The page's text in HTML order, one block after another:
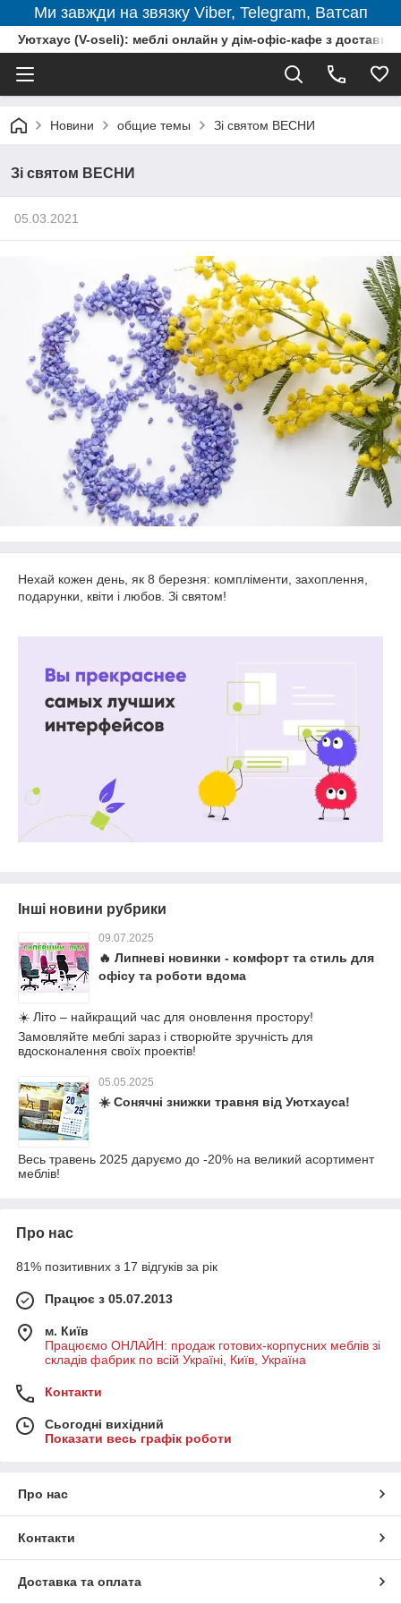
Ми завжди на звязку Viber, Telegram, Ватсап
Уютхаус (V-oseli): меблі онлайн у дім-офіс-кафе з
Новини общие темы Зі святом ВЕСНИ
Зі святом ВЕСНИ
05.03.2021
Нехай кожен день, як 8 березня: компліменти, захоплення,
подарунки, квіти і любов. Зі святом!
Інші новини рубрики
09.07.2025
🔥 Липневі новинки - комфорт та стиль для
офісу та роботи вдома
☀️ Літо – найкращий час для оновлення простору!
Замовляйте меблі зараз і створюйте зручність для
вдосконалення своїх проектів!
05.05.2025
☀️ Сонячні знижки травня від Уютхауса!
Весь травень 2025 даруємо до -20% на великий асортимент
меблів!
Про нас
81% позитивних з 17 відгуків за рік
Працює з 05.07.2013
м. Київ
Працюємо ОНЛАЙН: продаж готових-корпусних меблів зі
складів фабрик по всій Україні, Київ, Україна
Контакти
Сьогодні вихідний
Показати весь графік роботи
Про нас
Контакти
Доставка та оплата